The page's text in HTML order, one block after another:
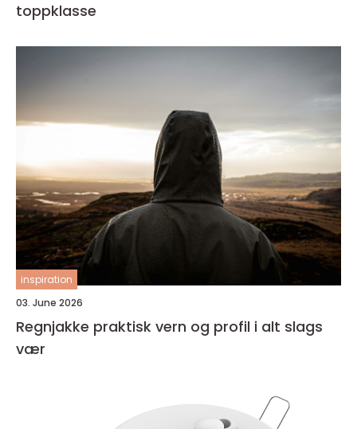
toppklasse
inspiration
03. June 2026
Regnjakke praktisk vern og profil i alt slags
vær